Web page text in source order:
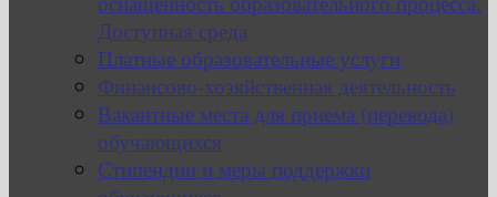
Доступная среда
Платные образовательные услуги
Финансово-хозяйственная деятельность
Вакантные места для приема (перевода)
обучающихся
Стипендии и меры поддержки